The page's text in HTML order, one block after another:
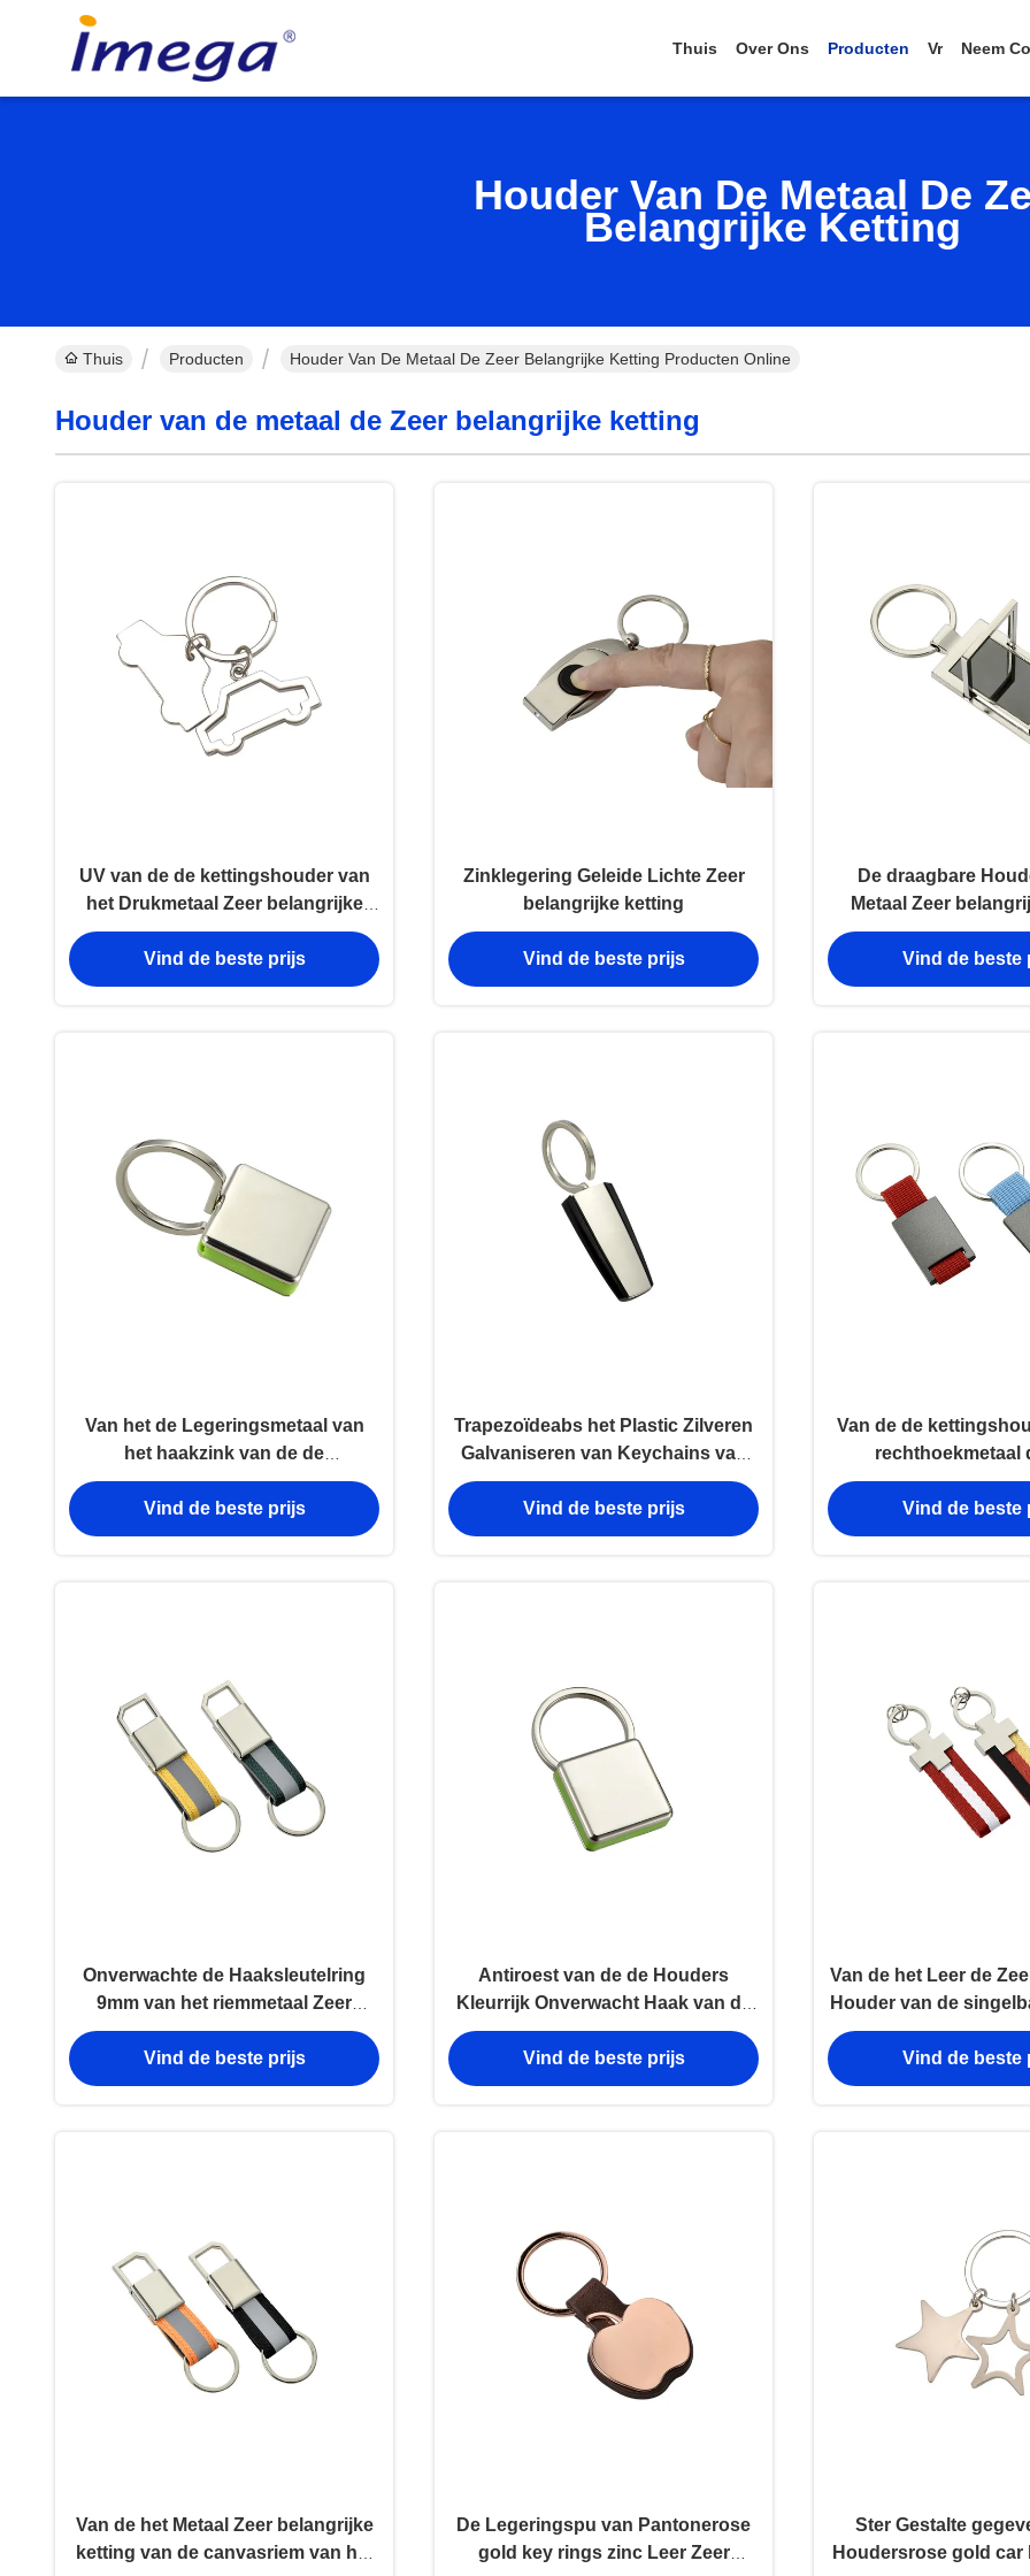
Thuis Over Ons Producten Vr Neem
Houder Van De Metaal De
Belangrijke Ketting
Thuis Producten Houder Van De Metaal De Zeer Belangrijke Ketting Producten Online
Houder van de metaal de Zeer belangrijke ketting
UV van de de kettingshouder van
het Drukmetaal Zeer belangrijke
Auto 3mm Dikte Reclamegift
Vind de beste prijs
Zinklegering Geleide Lichte Zeer
belangrijke ketting
Vind de beste prijs
De draagbare
Metaal Zeer
Vind de beste
Van het de Legeringsmetaal van
het haakzink van de de
kettingshouder Zeer belangrijke
Onverwachte Antiroest
Gegraveerde het
Vind de beste prijs
Trapezoïdeabs het Plastic Zilveren
Galvaniseren van Keychains van
de Metaal Zeer belangrijke Houder
Vind de beste prijs
Van de de
rechthoekmetaal
belangrijke van de de
Gift van de hetVind de beste
Onverwachte de Haaksleutelring
9mm van het riemmetaal Zeer
belangrijke de
Houdersherinneringen van het
Dikte Heldere Canvas
Vind de beste prijs
Antiroest van de de Houders
Kleurrijk Onverwacht Haak van de
Metaal Zeer belangrijk ketting Zeer
belangrijk de kettings Vierkant
Plastiek
Vind de beste prijs
Van de het Leer de
Houder van de
het de Rechthoekijzer
Vind de beste
Van de het Metaal Zeer belangrijke
ketting van de canvasriem van het
De Legeringspu van Pantonerose
gold key rings zinc Leer Zeer
Ster Gestalte
Houdersrose gold car